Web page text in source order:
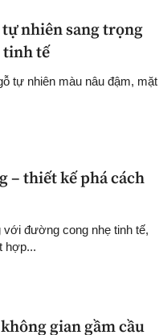
nhiên sang trọng
tinh tế
tự nhiên màu nâu đậm, mặt
– thiết kế phá cách
đường cong nhẹ tinh tế,
hợp...
gian gầm cầu